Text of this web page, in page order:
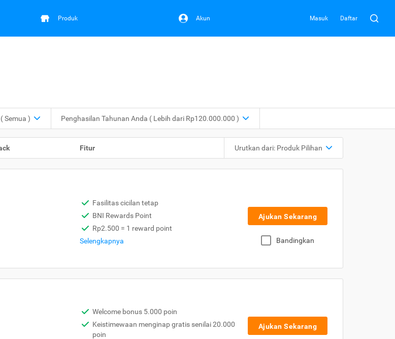
Produk Akun Masuk Daftar
( Semua ) Penghasilan Tahunan Anda ( Lebih dari Rp120.000.000 )
Fitur Urutkan dari: Produk Pilihan
Fasilitas cicilan tetap
BNI Rewards Point
Rp2.500 = 1 reward point
Selengkapnya
Ajukan Sekarang
Bandingkan
Welcome bonus 5.000 poin
Keistimewaan menginap gratis senilai 20.000
poin
Ajukan Sekarang